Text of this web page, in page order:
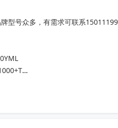
STM32F042F4P6
104HIP
6TG2N
能芯，福芯，红芯微
芯威，芯电元等品牌
1000+型号现货欢迎咨询
收起
型号众多，有需求可联系